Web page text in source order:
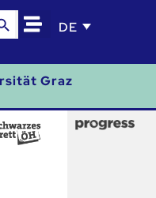
Button
DE
Graz